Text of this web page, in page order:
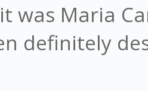
was Maria
definitely